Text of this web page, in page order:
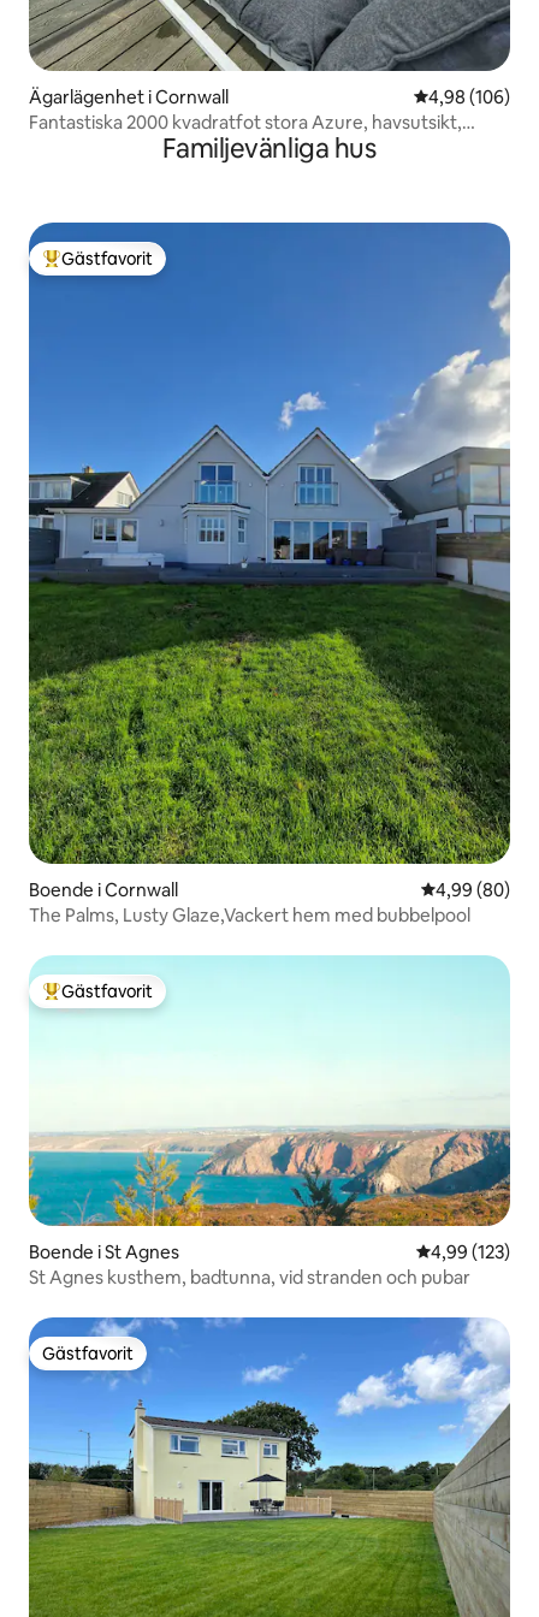
Ägarlägenhet i Cornwall 4,98 av 5 i
4,98 (106)
Fantastiska 2000 kvadratfot stora Azure, havsutsikt,
Familjevänliga hus
Populär gästfavorit
Gästfavorit
Boende i Cornwall 4,99 av 5 i
4,99 (80)
The Palms, Lusty Glaze,Vackert hem med bubbelpool
Populär gästfavorit
Gästfavorit
Boende i St Agnes 4,99 av 5 i
4,99 (123)
St Agnes kusthem, badtunna, vid stranden och pubar
Gästfavorit
Gästfavorit